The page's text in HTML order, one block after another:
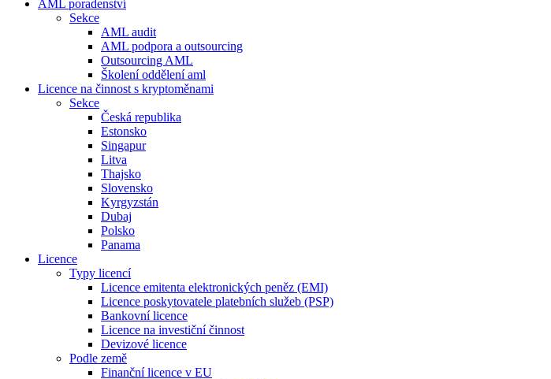
AML poradenství
Sekce
AML audit
AML podpora a outsourcing
Outsourcing AML
Školení oddělení aml
Licence na činnost s kryptoměnami
Sekce
Česká republika
Estonsko
Singapur
Litva
Thajsko
Slovensko
Kyrgyzstán
Dubaj
Polsko
Panama
Licence
Typy licencí
Licence emitenta elektronických peněz (EMI)
Licence poskytovatele platebních služeb (PSP)
Bankovní licence
Licence na investiční činnost
Devizové licence
Podle země
Finanční licence v EU